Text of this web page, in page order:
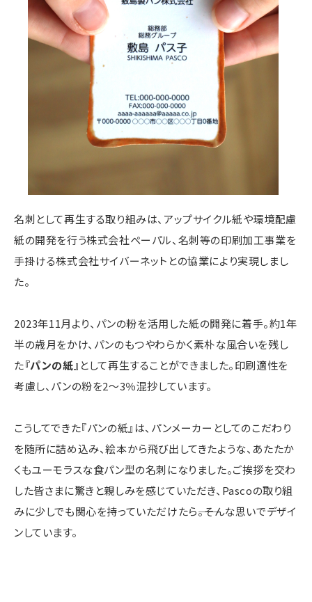
名刺として再生する取り組みは、アップサイクル紙や環境配慮
紙の開発を行う株式会社ぺーパル、名刺等の印刷加工事業を
手掛ける株式会社サイバーネットとの協業により実現しまし
た。
2023年11月より、パンの粉を活用した紙の開発に着手。約1年
半の歳月をかけ、パンのもつやわらかく素朴な風合いを残し
た『パンの紙』 として再生することができました。印刷適性を
考慮し、パンの粉を2〜3％混抄しています。
こうしてできた『パンの紙』は、パンメーカーとしてのこだわり
を随所に詰め込み、絵本から飛び出してきたような、あたたか
くもユーモラスな食パン型の名刺になりました。ご挨拶を交わ
した皆さまに驚きと親しみを感じていただき、Pascoの取り組
みに少しでも関心を持っていただけたら――。そんな思いでデザイ
ンしています。